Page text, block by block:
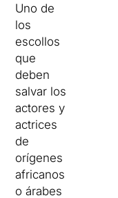
Uno de
los
escollos
que
deben
salvar los
actores y
actrices
de
orígenes
africanos
o árabes